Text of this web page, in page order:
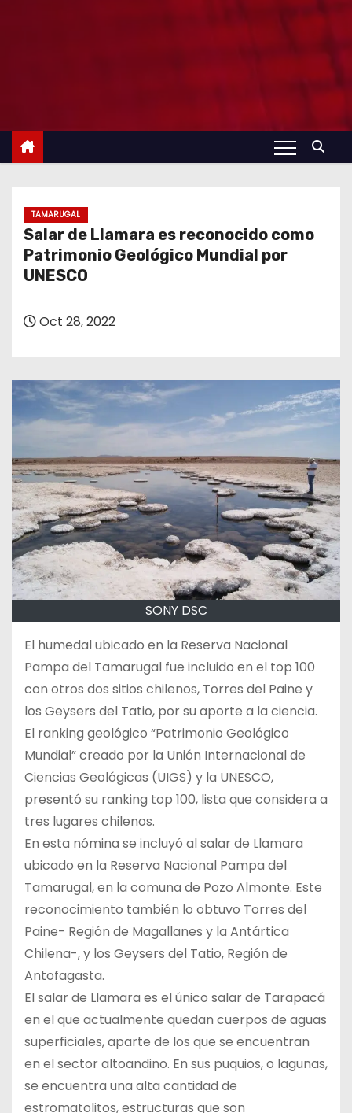
TAMARUGAL
Salar de Llamara es reconocido como
Patrimonio Geológico Mundial por
UNESCO
Oct 28, 2022
SONY DSC
El humedal ubicado en la Reserva Nacional
Pampa del Tamarugal fue incluido en el top 100
con otros dos sitios chilenos, Torres del Paine y
los Geysers del Tatio, por su aporte a la ciencia.
El ranking geológico “Patrimonio Geológico
Mundial” creado por la Unión Internacional de
Ciencias Geológicas (UIGS) y la UNESCO,
presentó su ranking top 100, lista que considera a
tres lugares chilenos.
En esta nómina se incluyó al salar de Llamara
ubicado en la Reserva Nacional Pampa del
Tamarugal, en la comuna de Pozo Almonte. Este
reconocimiento también lo obtuvo Torres del
Paine- Región de Magallanes y la Antártica
Chilena-, y los Geysers del Tatio, Región de
Antofagasta.
El salar de Llamara es el único salar de Tarapacá
en el que actualmente quedan cuerpos de aguas
superficiales, aparte de los que se encuentran
en el sector altoandino. En sus puquios, o lagunas,
se encuentra una alta cantidad de
estromatolitos, estructuras que son